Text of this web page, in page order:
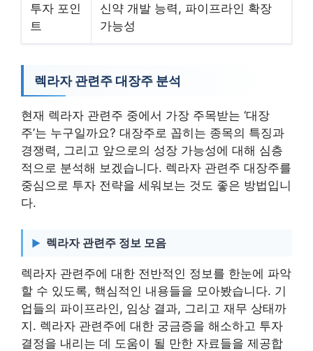
투자 포인
트
신약 개발 능력, 파이프라인 확장
가능성
렉라자 관련주 대장주 분석
현재 렉라자 관련주 중에서 가장 주목받는 ‘대장
주’는 누구일까요? 대장주로 꼽히는 종목의 특징과
경쟁력, 그리고 앞으로의 성장 가능성에 대해 심층
적으로 분석해 보겠습니다. 렉라자 관련주 대장주를
중심으로 투자 전략을 세워보는 것도 좋은 방법입니
다.
렉라자 관련주 정보 모음
렉라자 관련주에 대한 전반적인 정보를 한눈에 파악
할 수 있도록, 핵심적인 내용들을 모아봤습니다. 기
업들의 파이프라인, 임상 결과, 그리고 재무 상태까
지. 렉라자 관련주에 대한 궁금증을 해소하고 투자
결정을 내리는 데 도움이 될 만한 자료들을 제공합